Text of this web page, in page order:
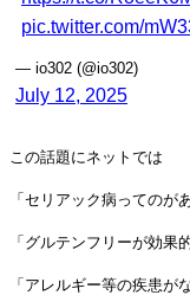
pic.twitter.com/
— io302 (@io302)
July 12, 2025
この話題にネットでは
「セリアック病ってのが
「グルテンフリーが効果
「アレルギー等の疾患